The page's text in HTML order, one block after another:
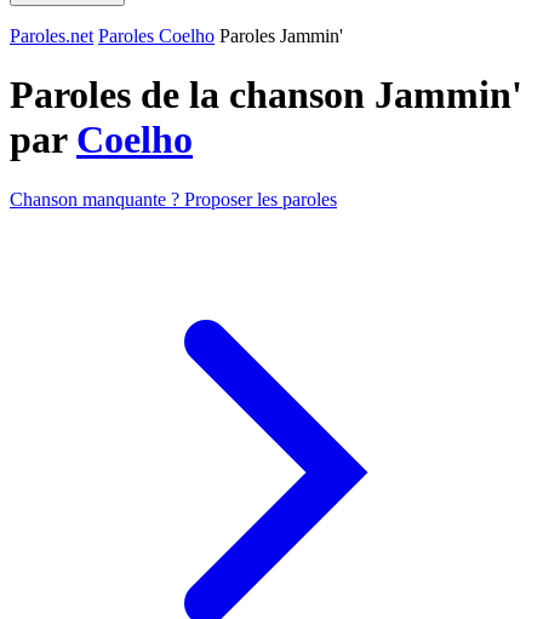
Paroles.net Paroles Coelho Paroles Jammin'
Paroles de la chanson Jammin'
par Coelho
Chanson manquante ? Proposer les paroles